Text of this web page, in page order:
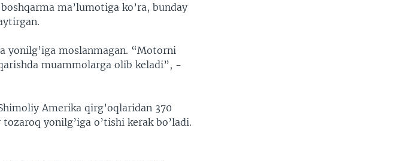
ma’lumotiga ko’ra, bunday
yonilg’iga moslanmagan. “Motorni
muammolarga olib keladi”, -
Amerika qirg’oqlaridan 370
yonilg’iga o’tishi kerak bo’ladi.